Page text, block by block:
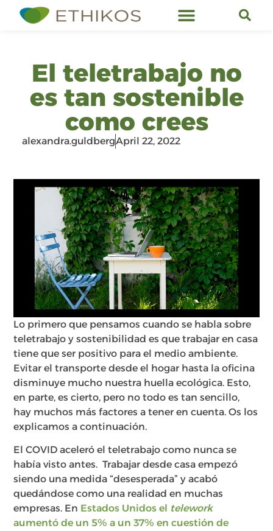
El teletrabajo no
es tan sostenible
como crees
alexandra.guldbergApril 22, 2022
Lo primero que pensamos cuando se habla sobre
teletrabajo y sostenibilidad es que trabajar en casa
tiene que ser positivo para el medio ambiente.
Evitar el transporte desde el hogar hasta la oficina
disminuye mucho nuestra huella ecológica. Esto,
en parte, es cierto, pero no todo es tan sencillo,
hay muchos más factores a tener en cuenta. Os los
explicamos a continuación.
El COVID aceleró el teletrabajo como nunca se
había visto antes. Trabajar desde casa empezó
siendo una medida “desesperada” y acabó
quedándose como una realidad en muchas
empresas. En Estados Unidos el telework
aumentó de un 5% a un 37% en cuestión de